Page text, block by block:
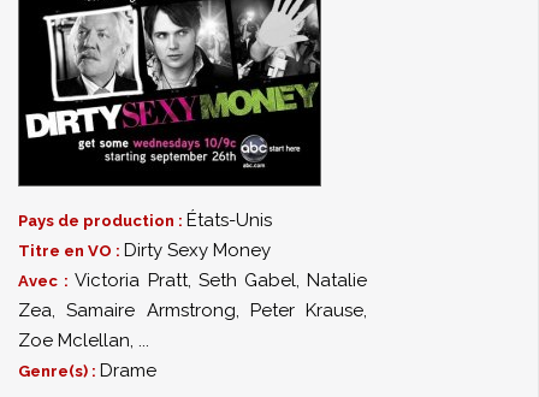
Pays de production : États-Unis
Titre en VO : Dirty Sexy Money
Avec :Victoria Pratt, Seth Gabel,Natalie
Zea,Samaire Armstrong, Peter Krause,
Zoe Mclellan, ...
Genre(s) : Drame